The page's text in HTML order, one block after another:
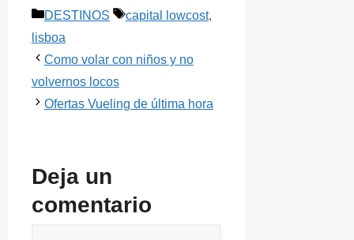
Categorías
DESTINOS Etiquetas
capital lowcost,
lisboa
Como volar con niños y no
volvernos locos
Ofertas Vueling de última hora
Deja un
comentario